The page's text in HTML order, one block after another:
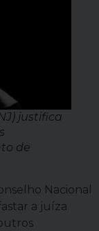
justifica
de
Nacional
a juíza